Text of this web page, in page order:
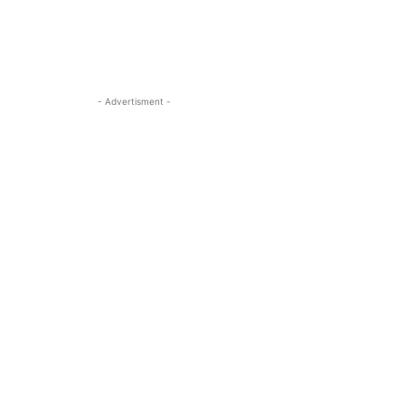
- Advertisment -